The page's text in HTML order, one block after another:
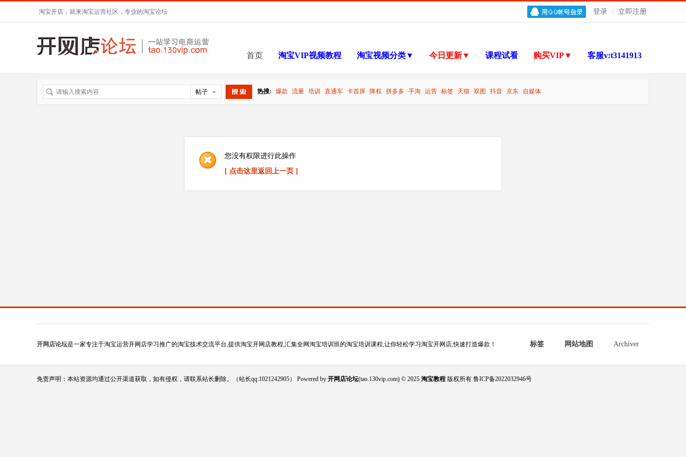
登录 立即注册
淘宝开店，就来淘宝运营社区，专业的淘宝论坛
首页 淘宝VIP视频教程 淘宝视频分类▼ 今日更新▼ 课程试看 购买VIP▼ 客服v:t3141913
帖子 热搜: 爆款 流量 培训 直通车 卡首屏 降权 拼多多 手淘 运营 标签 天猫 双图 抖音 京东 自媒体
您没有权限进行此操作
[ 点击这里返回上一页 ]
开网店论坛是一家专注于淘宝运营开网店学习推广的淘宝技术交流平台,提供淘宝开网店教程,汇集全网淘宝培训班的淘宝培训课程,让你轻松学习淘宝开网店,快速打造爆款！ 标签 网站地图 Archiver
免责声明：本站资源均通过公开渠道获取，如有侵权，请联系站长删除。（站长qq:1021242905） Powered by 开网店论坛(tao.130vip.com) © 2025 淘宝教程 版权所有 鲁ICP备2022032946号